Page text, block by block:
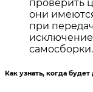
проверить
они
при
самосборки.
Как узнать, когда будет